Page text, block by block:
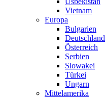
Vietnam
Europa
Bulgarien
Deutschland
Österreich
Serbien
Slowakei
Türkei
Ungarn
Mittelamerika